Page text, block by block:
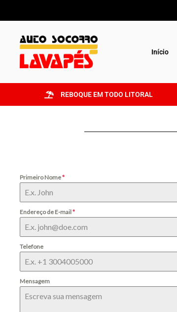
para
conteúdo
Início
REBOQUE EM TODO LITORAL
Primeiro Nome*
Endereço de E-mail*
Telefone
Mensagem